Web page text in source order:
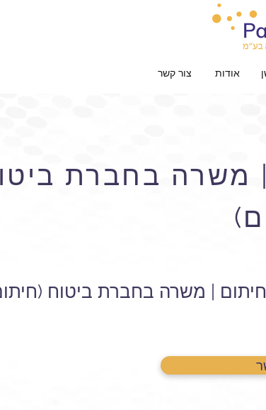
אודות צור קשר
משרה בחברת
| משרה בחברת ביטוח